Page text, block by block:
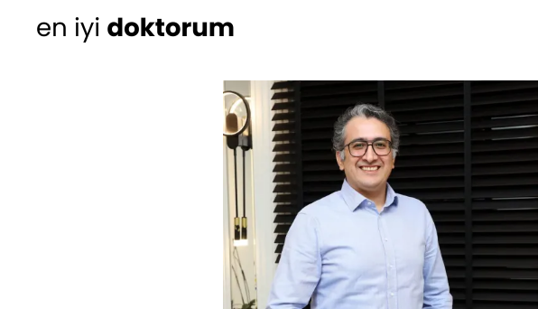
Kadın Doğum
Ortopedi
Cildiye (Dermatoloji)
Kulak Burun Boğaz hastalıkları
- KBB
Üroloji